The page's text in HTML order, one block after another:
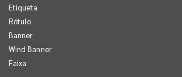
Etiqueta
Rótulo
Banner
Wind Banner
Faixa